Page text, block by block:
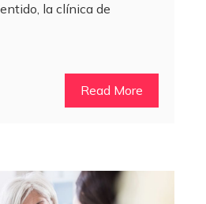
la clínica de
Read More